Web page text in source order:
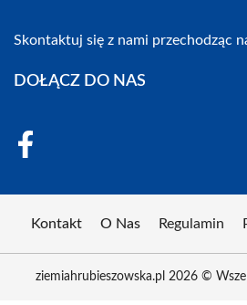
Skontaktuj się z nami przechodząc
DOŁĄCZ DO NAS
Kontakt O Nas Regulamin
ziemiahrubieszowska.pl 2026 ©